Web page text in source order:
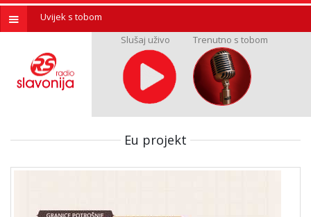
Uvijek s tobom
Slušaj uživo
Trenutno s tobom
Eu projekt